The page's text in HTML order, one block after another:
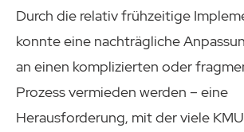
Durch die relativ frühzeitige
konnte eine nachträgliche
an einen komplizierten oder
Prozess vermieden werden – eine
Herausforderung, mit der viele